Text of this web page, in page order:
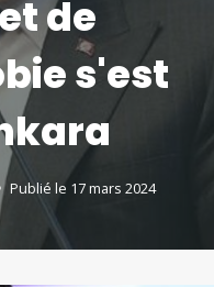
de
s'est
Publié le 17 mars 2024